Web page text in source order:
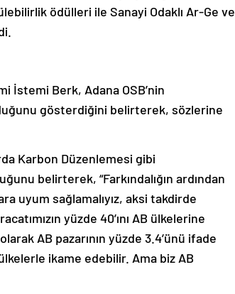
ödülleri ile Sanayi Odaklı Ar-Ge ve
İstemi Berk, Adana OSB’nin
gösterdiğini belirterek, sözlerine
Karbon Düzenlemesi gibi
belirterek, “Farkındalığın ardından
uyum sağlamalıyız, aksi takdirde
yüzde 40’ını AB ülkelerine
AB pazarının yüzde 3.4’ünü ifade
ikame edebilir. Ama biz AB